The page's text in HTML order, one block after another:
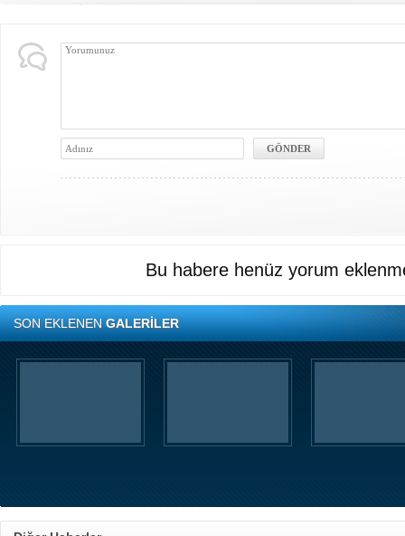
Bu habere henüz yorum
SON EKLENENGALERİLER